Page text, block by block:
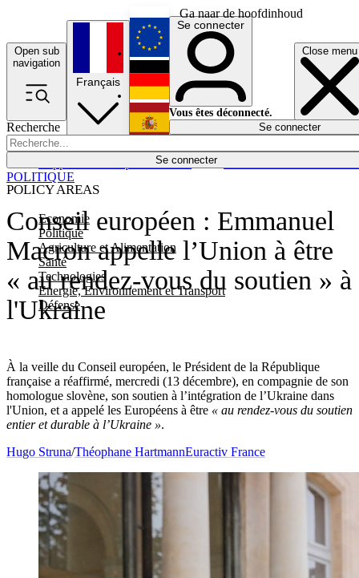
Ga naar de hoofdinhoud
Open sub
navigation
Close menu
Recherche
Se connecter
POLICY AREAS
Economie
Politique
Agriculture et Alimentation
Santé
Technologies
Energie, Environnement et Transport
Défense
Économie
Français
English
Deutsch
Español
Se connecter
Vous êtes déconnecté.
Se connecter
Conseil européen : Emmanuel
Macron appelle l’Union à être
« au rendez-vous du soutien » à
l'Ukraine
À la veille du Conseil européen, le Président de la République
française a réaffirmé, mercredi (13 décembre), en compagnie de son
homologue slovène, son soutien à l’intégration de l’Ukraine dans
l'Union, et a appelé les Européens à être « au rendez-vous du soutien
entier et durable à l’Ukraine ».
POLITIQUE
Hugo Struna/Théophane HartmannEuractiv France